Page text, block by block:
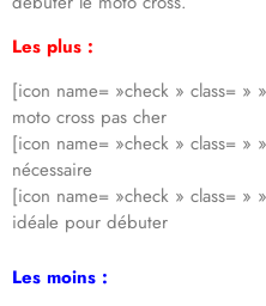
Les plus :
[icon name= »check » class= »
moto cross pas cher
[icon name= »check » class= »
nécessaire
[icon name= »check » class= »
idéale pour débuter
Les moins :